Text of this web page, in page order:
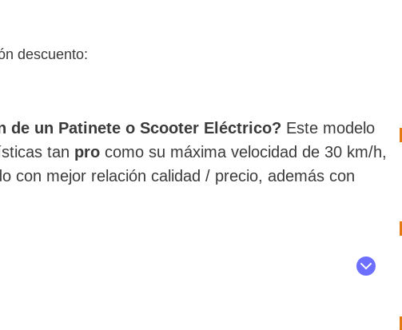
descuento:
un Patinete o Scooter Eléctrico? Este modelo
tan pro como su máxima velocidad de 30 km/h,
con mejor relación calidad / precio, además con